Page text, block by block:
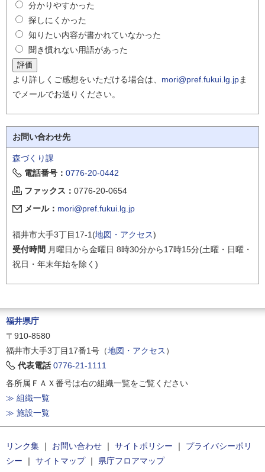
分かりやすかった
探しにくかった
知りたい内容が書かれていなかった
聞き慣れない用語があった
より詳しくご感想をいただける場合は、 mori@pref.fukui.lg.jpま
でメールでお送りください。
お問い合わせ先
森づくり課
電話番号： 0776-20-0442
ファックス： 0776-20-0654
メール： mori@pref.fukui.lg.jp
福井市大手3丁目17-1(地図・アクセス)
受付時間 月曜日から金曜日 8時30分から17時15分(土曜・日曜・
祝日・年末年始を除く)
福井県庁
〒910-8580
福井市大手3丁目17番1号（地図・アクセス ）
代表電話 0776-21-1111
各所属ＦＡＸ番号は右の組織一覧をご覧ください
≫ 組織一覧
≫ 施設一覧
リンク集 ｜ お問い合わせ ｜ サイトポリシー ｜
プライバシーポリ
シー ｜ サイトマップ｜ 県庁フロアマップ